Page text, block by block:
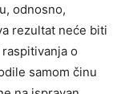
odnosno,
rezultat neće biti
o
samom činu